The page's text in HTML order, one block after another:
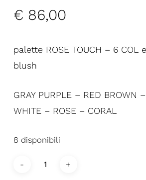
€ 86,00
palette ROSE TOUCH – 6 COL
blush
GRAY PURPLE – RED BROWN
WHITE – ROSE – CORAL
8 disponibili